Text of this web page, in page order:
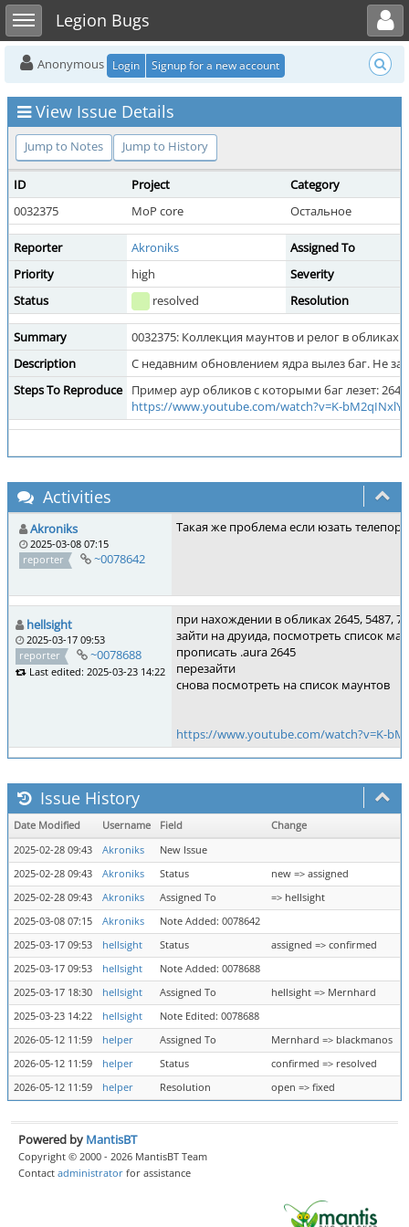
Toggle sidebarLegion Bugs
Toggle user menu
Anonymous Login Signup for a new account
View Issue Details
Jump to Notes Jump to History
ID Project
Category
0032375
MoP core Остальное
Reporter Akroniks
Assigned To
Priority
high
Severity
Status
resolved Resolution
Summary
0032375: Коллекция маунтов и релог в обликах
Description
С недавним обновлением ядра вылез баг. Не
Steps To Reproduce
Пример аур обликов с которыми баг лезет:
https://www.youtube.com/watch?v=K-bM2qINxlY
Activities
Akroniks
2025-03-08 07:15
reporter
~0078642
Такая же проблема если юзать
hellsight
2025-03-17 09:53
reporter
~0078688
Last edited: 2025-03-23 14:22
при нахождении в обликах 2645, 5487,
зайти на друида, посмотреть список
прописать .aura 2645
перезайти
снова посмотреть на список маунтов
https://www.youtube.com/watch?v=K-
Issue History
Date Modified Username Field
Change
2025-02-28 09:43
Akroniks
New Issue
2025-02-28 09:43
Akroniks Status
new => assigned
2025-02-28 09:43
Akroniks Assigned To
=> hellsight
2025-03-08 07:15
Akroniks
Note Added: 0078642
2025-03-17 09:53
hellsight Status
assigned => confirmed
2025-03-17 09:53
hellsight
Note Added: 0078688
2025-03-17 18:30
hellsight Assigned To
hellsight => Mernhard
2025-03-23 14:22
hellsight
Note Edited: 0078688
2026-05-12 11:59
helper Assigned To
Mernhard => blackmanos
2026-05-12 11:59
helper Status
confirmed => resolved
2026-05-12 11:59
helper Resolution open => fixed
Powered by MantisBT
Copyright © 2000 - 2026 MantisBT Team
Contact administrator for assistance